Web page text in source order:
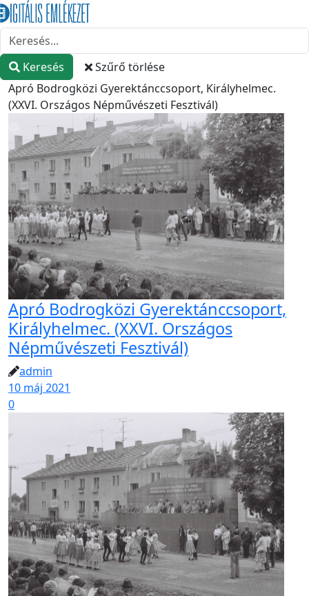
Keresés
Szűrő törlése
Apró Bodrogközi Gyerektánccsoport, Királyhelmec.
(XXVI. Országos Népművészeti Fesztivál)
Apró Bodrogközi Gyerektánccsoport,
Királyhelmec. (XXVI. Országos
Népművészeti Fesztivál)
admin
10 máj 2021
0